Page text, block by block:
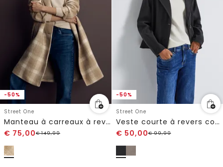
-50%
Street One
Manteau à carreaux à revers
€ 75,00€149,99
-50%
Street One
Veste courte à revers cosy
€ 50,00€99,99